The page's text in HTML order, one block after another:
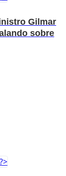
Gilmar
sobre
?>